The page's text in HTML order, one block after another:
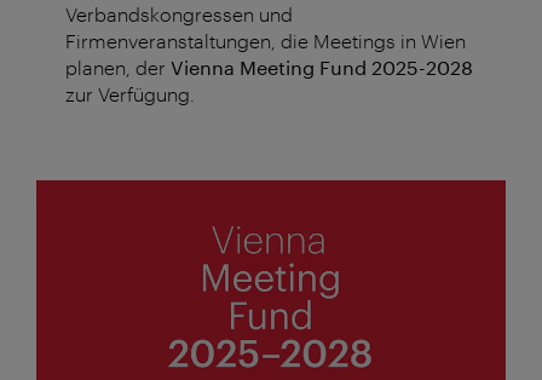
Verbandskongressen und
Firmenveranstaltungen, die Meetings in Wien
planen, der Vienna Meeting Fund 2025-2028
zur Verfügung.